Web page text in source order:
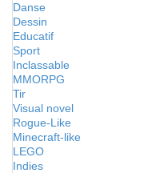
Danse
Dessin
Educatif
Sport
Inclassable
MMORPG
Tir
Visual novel
Rogue-Like
Minecraft-like
LEGO
Indies